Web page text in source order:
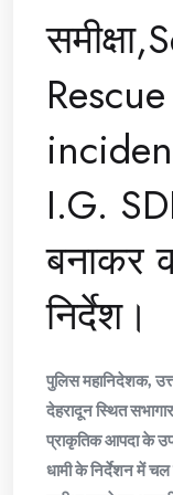
I.G.
बनाकर
निर्देश।
पुलिस महानिदेशक,
देहरादून स्थित
प्राकृतिक आपदा के
धामी के निर्देशन में चल